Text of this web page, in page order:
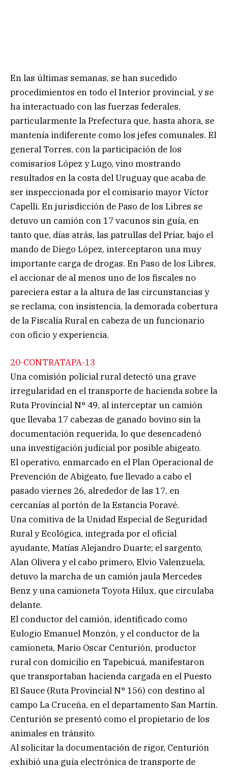
En las últimas semanas, se han sucedido
procedimientos en todo el Interior provincial, y se
ha interactuado con las fuerzas federales,
particularmente la Prefectura que, hasta ahora, se
mantenía indiferente como los jefes comunales. El
general Torres, con la participación de los
comisarios López y Lugo, vino mostrando
resultados en la costa del Uruguay que acaba de
ser inspeccionada por el comisario mayor Víctor
Capelli. En jurisdicción de Paso de los Libres se
detuvo un camión con 17 vacunos sin guía, en
tanto que, días atrás, las patrullas del Priar, bajo el
mando de Diego López, interceptaron una muy
importante carga de drogas. En Paso de los Libres,
el accionar de al menos uno de los fiscales no
pareciera estar a la altura de las circunstancias y
se reclama, con insistencia, la demorada cobertura
de la Fiscalía Rural en cabeza de un funcionario
con oficio y experiencia.
20-CONTRATAPA-13
Una comisión policial rural detectó una grave
irregularidad en el transporte de hacienda sobre la
Ruta Provincial N° 49, al interceptar un camión
que llevaba 17 cabezas de ganado bovino sin la
documentación requerida, lo que desencadenó
una investigación judicial por posible abigeato.
El operativo, enmarcado en el Plan Operacional de
Prevención de Abigeato, fue llevado a cabo el
pasado viernes 26, alrededor de las 17, en
cercanías al portón de la Estancia Poravé.
Una comitiva de la Unidad Especial de Seguridad
Rural y Ecológica, integrada por el oficial
ayudante, Matías Alejandro Duarte; el sargento,
Alan Olivera y el cabo primero, Elvio Valenzuela,
detuvo la marcha de un camión jaula Mercedes
Benz y una camioneta Toyota Hilux, que circulaba
delante.
El conductor del camión, identificado como
Eulogio Emanuel Monzón, y el conductor de la
camioneta, Mario Oscar Centurión, productor
rural con domicilio en Tapebicuá, manifestaron
que transportaban hacienda cargada en el Puesto
El Sauce (Ruta Provincial N° 156) con destino al
campo La Cruceña, en el departamento San Martín.
Centurión se presentó como el propietario de los
animales en tránsito.
Al solicitar la documentación de rigor, Centurión
exhibió una guía electrónica de transporte de